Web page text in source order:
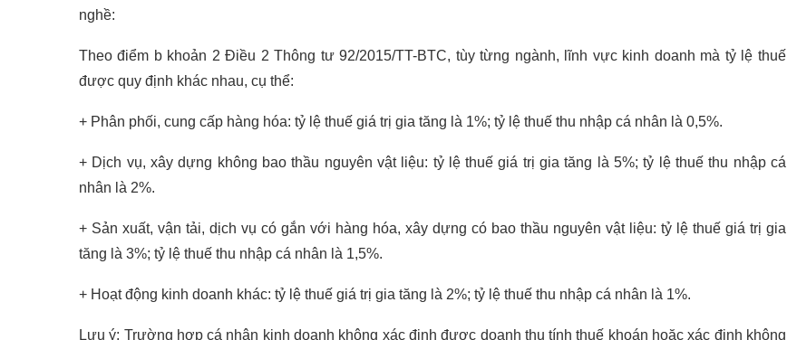
nghề:
Theo điểm b khoản 2 Điều 2 Thông tư 92/2015/TT-BTC, tùy từng ngành, lĩnh vực kinh doanh mà tỷ lệ thuế
được quy định khác nhau, cụ thể:
+ Phân phối, cung cấp hàng hóa: tỷ lệ thuế giá trị gia tăng là 1%; tỷ lệ thuế thu nhập cá nhân là 0,5%.
+ Dịch vụ, xây dựng không bao thầu nguyên vật liệu: tỷ lệ thuế giá trị gia tăng là 5%; tỷ lệ thuế thu nhập cá
nhân là 2%.
+ Sản xuất, vận tải, dịch vụ có gắn với hàng hóa, xây dựng có bao thầu nguyên vật liệu: tỷ lệ thuế giá trị gia
tăng là 3%; tỷ lệ thuế thu nhập cá nhân là 1,5%.
+ Hoạt động kinh doanh khác: tỷ lệ thuế giá trị gia tăng là 2%; tỷ lệ thuế thu nhập cá nhân là 1%.
Lưu ý: Trường hợp cá nhân kinh doanh không xác định được doanh thu tính thuế khoán hoặc xác định không